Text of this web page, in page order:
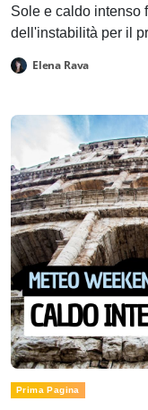
Sole e caldo intenso
dell'instabilità per il
Elena Rava
Prima Pagina